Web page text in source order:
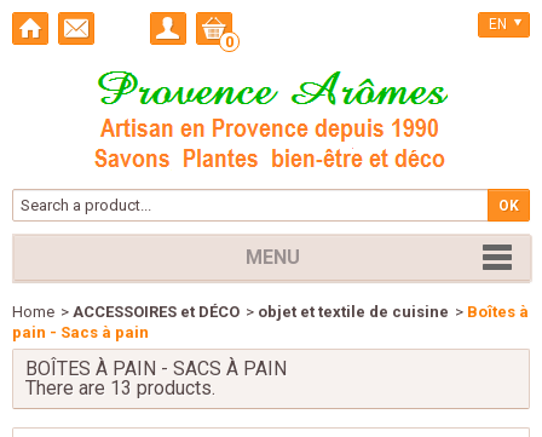
0
EN
MENU
Home > ACCESSOIRES et DÉCO > objet et textile de cuisine > Boîtes à
pain - Sacs à pain
BOÎTES À PAIN - SACS À PAIN
There are 13 products.